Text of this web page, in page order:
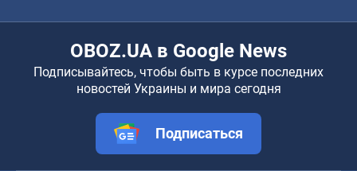
OBOZ.UA в Google News
Подписывайтесь, чтобы быть в курсе последних
новостей Украины и мира сегодня
Подписаться